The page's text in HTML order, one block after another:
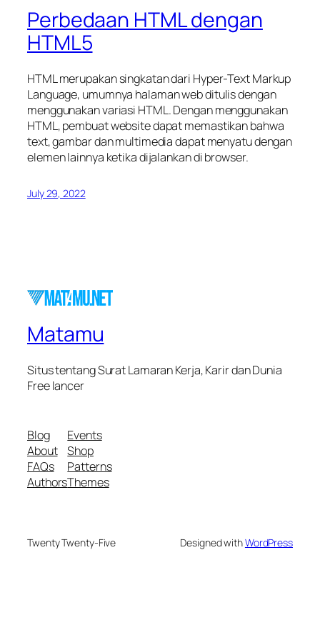
Perbedaan HTML dengan
HTML5
HTML merupakan singkatan dari Hyper-Text Markup
Language, umumnya halaman web ditulis dengan
menggunakan variasi HTML. Dengan menggunakan
HTML, pembuat website dapat memastikan bahwa
text, gambar dan multimedia dapat menyatu dengan
elemen lainnya ketika dijalankan di browser.
July 29, 2022
Matamu
Situs tentang Surat Lamaran Kerja, Karir dan Dunia
Free lancer
Blog
About
FAQs
Authors
Events
Shop
Patterns
Themes
Twenty Twenty-Five Designed withWordPress